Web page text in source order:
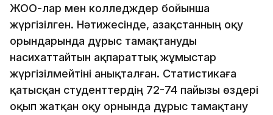
ЖОО-лар мен колледждер бойынша
жүргізілген. Нәтижесінде, Қазақстанның оқу
орындарында дұрыс тамақтануды
насихаттайтын ақпараттық жұмыстар
жүргізілмейтіні анықталған. Статистикаға
қатысқан студенттердің 72-74 пайызы өздері
оқып жатқан оқу орнында дұрыс тамақтану